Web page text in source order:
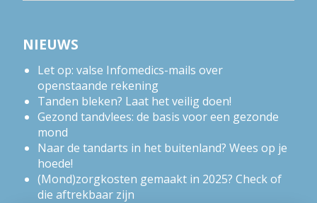
NIEUWS
Let op: valse Infomedics-mails over
openstaande rekening
Tanden bleken? Laat het veilig doen!
Gezond tandvlees: de basis voor een gezonde
mond
Naar de tandarts in het buitenland? Wees op je
hoede!
(Mond)zorgkosten gemaakt in 2025? Check of
die aftrekbaar zijn